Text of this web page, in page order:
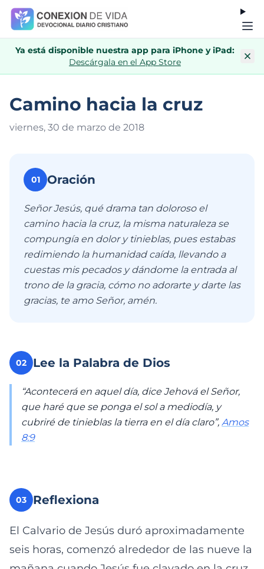
Ya está disponible nuestra app para iPhone y iPad:
Descárgala en el App Store
Camino hacia la cruz
viernes, 30 de marzo de 2018
01 Oración
Señor Jesús, qué drama tan doloroso el
camino hacia la cruz, la misma naturaleza se
compungía en dolor y tinieblas, pues estabas
redimiendo la humanidad caída, llevando a
cuestas mis pecados y dándome la entrada al
trono de la gracia, cómo no adorarte y darte las
gracias, te amo Señor, amén.
02 Lee la Palabra de Dios
“Acontecerá en aquel día, dice Jehová el Señor,
que haré que se ponga el sol a mediodía, y
cubriré de tinieblas la tierra en el día claro”, Amos
8:9
03 Reflexiona
El Calvario de Jesús duró aproximadamente
seis horas, comenzó alrededor de las nueve la